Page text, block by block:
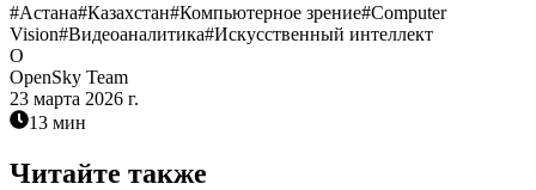
#Астана#Казахстан#Компьютерное зрение#Computer
Vision#Видеоаналитика#Искусственный интеллект
O
OpenSky Team
23 марта 2026 г.
13 мин
Читайте также